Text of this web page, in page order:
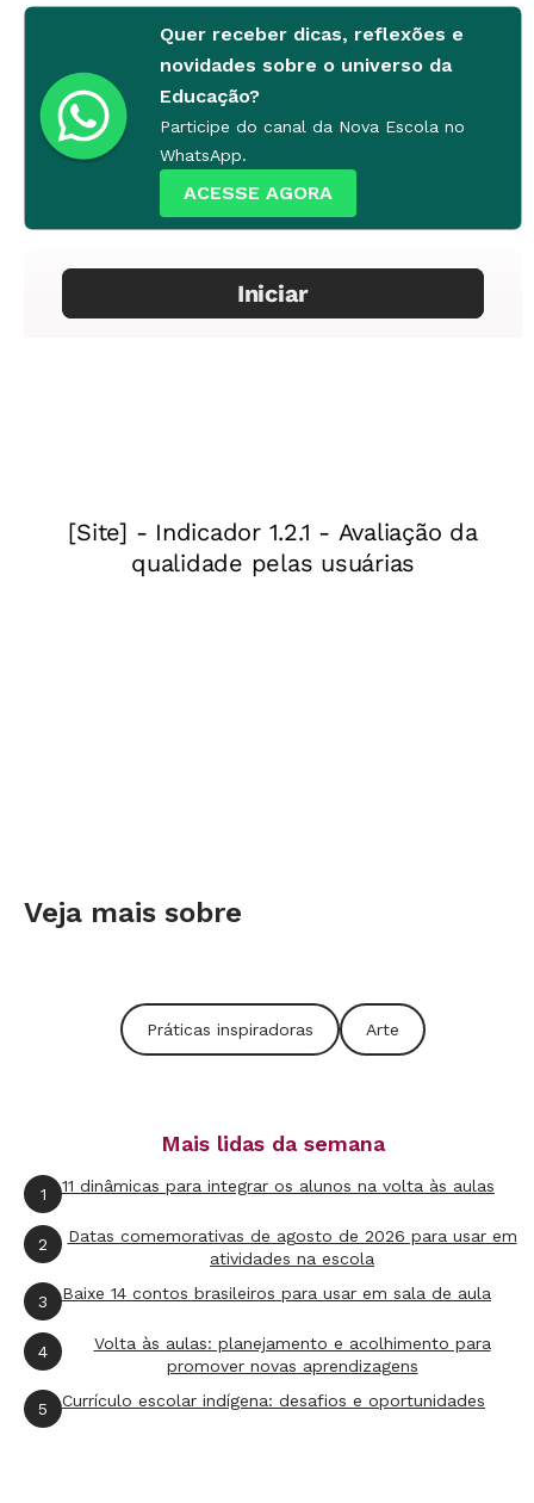
CONTEÚDOS
Arte, música, música eletrônica
EletriCAp
Quer receber dicas, reflexões e
novidades sobre o universo da
Educação?
Participe do canal da Nova Escola no
WhatsApp.
ACESSE AGORA
Veja mais sobre
Práticas inspiradoras Arte
Mais lidas da semana
1 11 dinâmicas para integrar os alunos na volta às aulas
2
Datas comemorativas de agosto de 2026 para usar em
atividades na escola
3 Baixe 14 contos brasileiros para usar em sala de aula
4
Volta às aulas: planejamento e acolhimento para
promover novas aprendizagens
5 Currículo escolar indígena: desafios e oportunidades